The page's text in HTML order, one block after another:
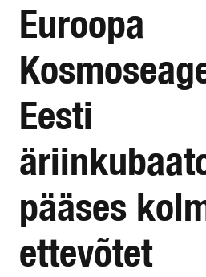
Euroopa
Eesti
pääses
ettevõtet